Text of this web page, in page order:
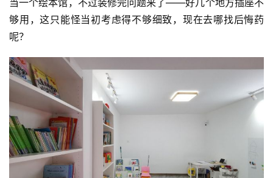
当一个绘本馆，不过装修完问题来了——好几个地方插座不
够用，这只能怪当初考虑得不够细致，现在去哪找后悔药
呢？